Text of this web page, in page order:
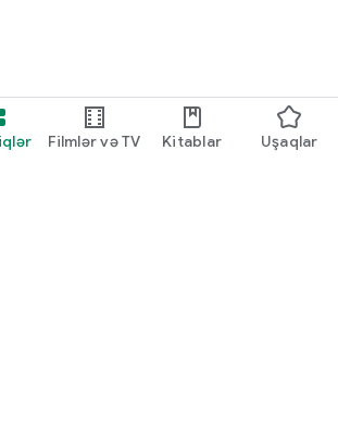
Filmlər və TV Kitablar Uşaqlar